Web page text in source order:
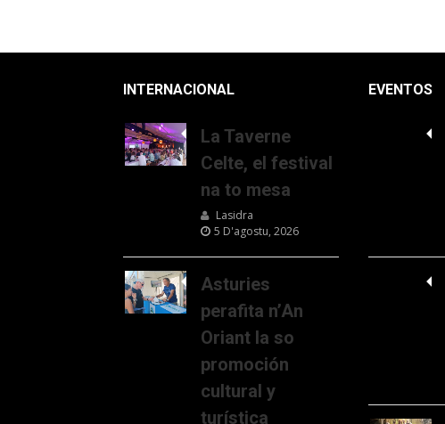
INTERNACIONAL
La Taverne
Celte, el festival
na to mesa
Lasidra
5 D'agostu, 2026
Asturies
perafita n’An
Oriant la so
promoción
cultural y
turística
EVENTOS